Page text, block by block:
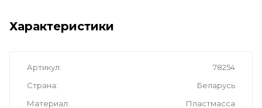
Характеристики
Артикул
78254
Страна
Беларусь
Материал
Пластмасса